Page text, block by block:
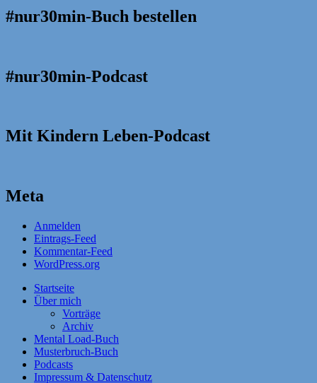
#nur30min-Buch bestellen
#nur30min-Podcast
Mit Kindern Leben-Podcast
Meta
Anmelden
Eintrags-Feed
Kommentar-Feed
WordPress.org
Startseite
Über mich
Vorträge
Archiv
Mental Load-Buch
Musterbruch-Buch
Podcasts
Impressum & Datenschutz